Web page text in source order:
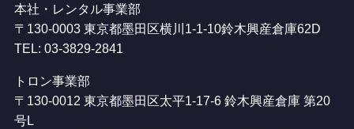
本社・レンタル事業部
〒130-0003 東京都墨田区横川1-1-10鈴木興産倉庫62D
TEL: 03-3829-2841
トロン事業部
〒130-0012 東京都墨田区太平1-17-6 鈴木興産倉庫 第20
号L